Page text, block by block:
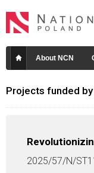
About NCN
Projects funded by
2025/57/N/